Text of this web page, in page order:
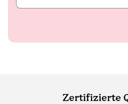
Zertifizierte